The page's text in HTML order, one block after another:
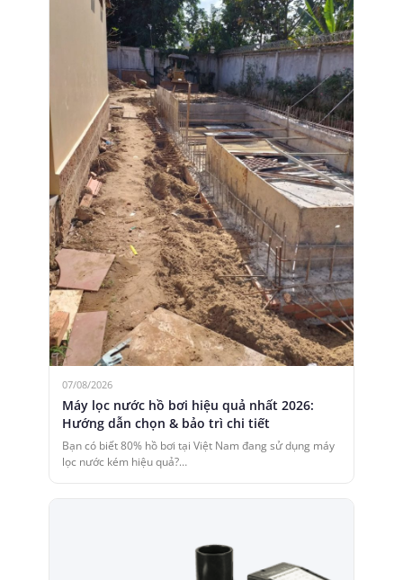
07/08/2026
Máy lọc nước hồ bơi hiệu quả nhất 2026:
Hướng dẫn chọn & bảo trì chi tiết
Bạn có biết 80% hồ bơi tại Việt Nam đang sử dụng máy
lọc nước kém hiệu quả?…